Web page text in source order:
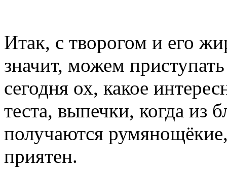
Итак, с творогом и его
значит, можем
сегодня ох, какое
теста, выпечки, когда из
получаются
приятен.